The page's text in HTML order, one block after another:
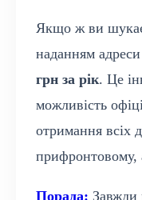
Якщо ж ви
наданням
грн за рік. Це
можливість
отримання всіх
прифронтовому,
Порада: Завжди